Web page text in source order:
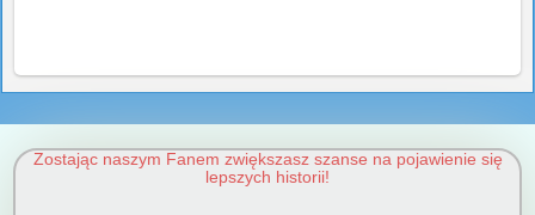
Zostając naszym Fanem zwiększasz szanse na pojawienie się
lepszych historii!